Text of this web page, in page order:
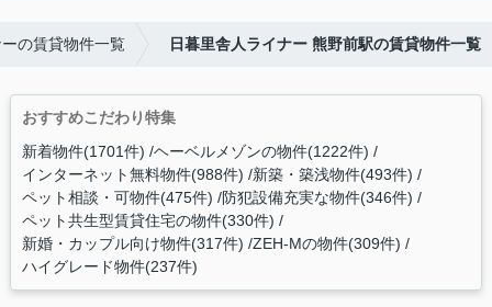
の賃貸物件一覧 日暮里舎人ライナー 熊野前駅の賃貸物件一覧
おすすめこだわり特集
新着物件(1701件) ヘーベルメゾンの物件(1222件)
インターネット無料物件(988件) 新築・築浅物件(493件)
ペット相談・可物件(475件) 防犯設備充実な物件(346件)
ペット共生型賃貸住宅の物件(330件)
新婚・カップル向け物件(317件) ZEH-Mの物件(309件)
ハイグレード物件(237件)